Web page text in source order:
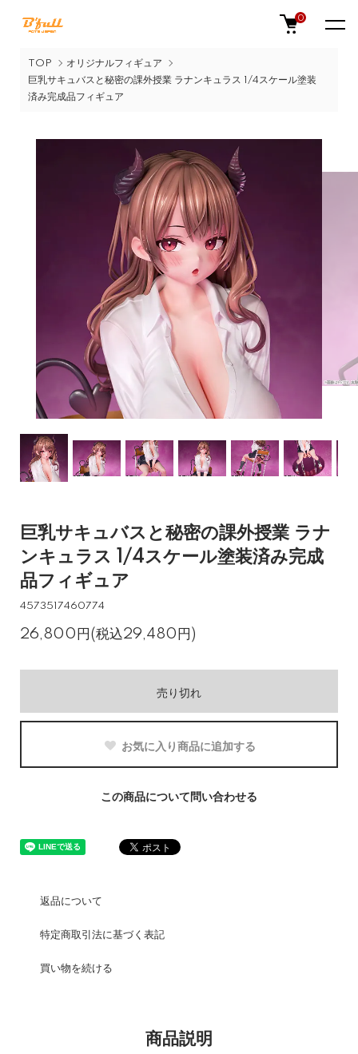
0
TOP
オリジナルフィギュア
巨乳サキュバスと秘密の課外授業 ラナンキュラス 1/4スケール塗装
済み完成品フィギュア
巨乳サキュバスと秘密の課外授業 ラナ
ンキュラス 1/4スケール塗装済み完成
品フィギュア
4573517460774
26,800円(税込29,480円)
売り切れ
お気に入り商品に追加する
この商品について問い合わせる
返品について
特定商取引法に基づく表記
買い物を続ける
商品説明